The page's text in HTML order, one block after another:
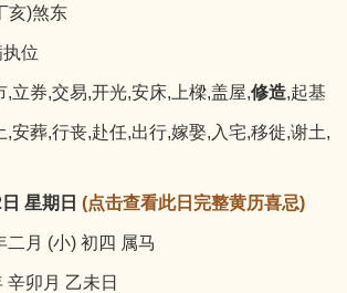
)煞东
位
,立券,交易,开光,安床,上樑,盖屋,修造,起基
,安葬,行丧,赴任,出行,嫁娶,入宅,移徙,谢土,
星期日 (点击查看此日完整黄历喜忌)
月 (小) 初四 属马
卯月 乙未日